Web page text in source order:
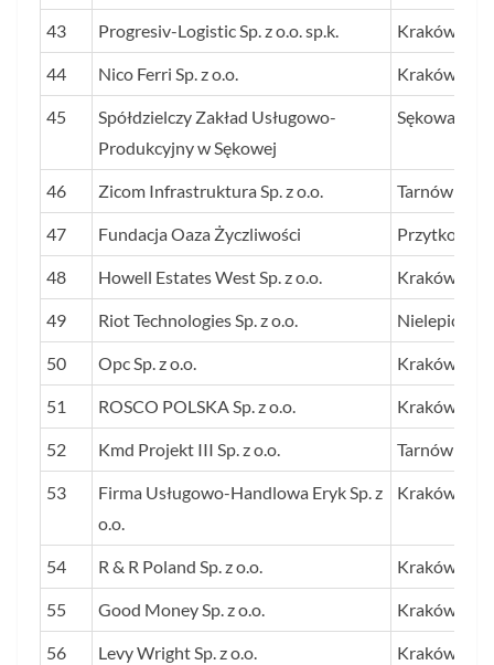
43 Progresiv-Logistic Sp. z o.o. sp.k. Kraków
44 Nico Ferri Sp. z o.o. Kraków
45
Spółdzielczy Zakład Usługowo-
Produkcyjny w Sękowej
Sękowa
46 Zicom Infrastruktura Sp. z o.o. Tarnów
47 Fundacja Oaza Życzliwości Przytkowice
48 Howell Estates West Sp. z o.o. Kraków
49 Riot Technologies Sp. z o.o. Nielepice
50 Opc Sp. z o.o. Kraków
51 ROSCO POLSKA Sp. z o.o. Kraków
52 Kmd Projekt III Sp. z o.o. Tarnów
53
Firma Usługowo-Handlowa Eryk Sp. z
o.o.
Kraków
54 R & R Poland Sp. z o.o. Kraków
55 Good Money Sp. z o.o. Kraków
56 Levy Wright Sp. z o.o. Kraków